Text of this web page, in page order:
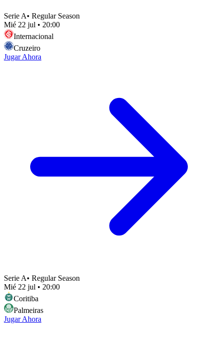
Serie A• Regular Season
Mié 22 jul • 20:00
Internacional
Cruzeiro
Jugar Ahora
Serie A• Regular Season
Mié 22 jul • 20:00
Coritiba
Palmeiras
Jugar Ahora